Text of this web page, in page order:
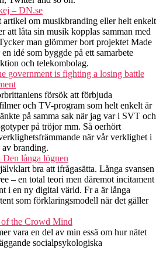
– DN.se
artikel om musikbranding eller helt enkelt
att låta sin musik kopplas samman med
man glömmer bort projektet Made
idé som byggde på ett samarbete
och telekombolag.
government is fighting a losing battle
försök att förbjuda
och TV-program som helt enkelt är
på samma sak när jag var i SVT och
på tröjor mm. Så oerhört
när vår verklighet i
av branding.
långa lögnen
bra att ifrågasätta. Långa svansen
– en total teori men däremot incitament
i en ny digital värld. Fr a är långa
som förklaringsmodell när det gäller
the Crowd Mind
vara en del av min essä om hur nätet
socialpsykologiska